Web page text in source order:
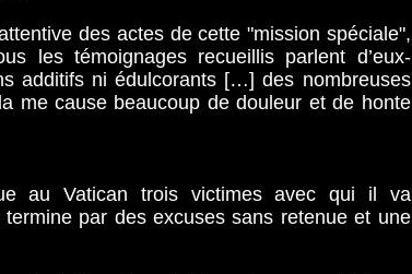
des actes de cette "mission spéciale",
les témoignages recueillis parlent d’eux-
additifs ni édulcorants […] des nombreuses
me cause beaucoup de douleur et de honte
au Vatican trois victimes avec qui il va
termine par des excuses sans retenue et une